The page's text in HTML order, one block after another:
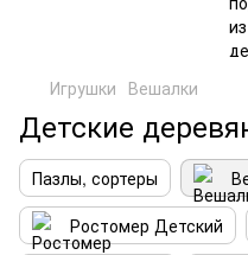
Игрушки Вешалки
Детские
Пазлы, сортеры
Ростомер Детский